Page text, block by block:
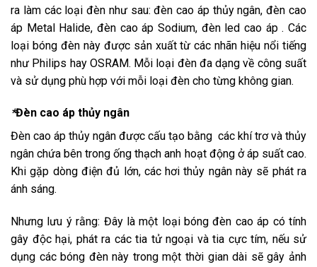
ra làm các loại đèn như sau: đèn cao áp thủy ngân, đèn cao
áp Metal Halide, đèn cao áp Sodium, đèn led cao áp . Các
loại bóng đèn này được sản xuất từ các nhãn hiệu nổi tiếng
như Philips hay OSRAM. Mỗi loại đèn đa dạng về công suất
và sử dụng phù hợp với mỗi loại đèn cho từng không gian.
*Đèn cao áp thủy ngân
Đèn cao áp thủy ngân được cấu tạo bằng các khí trơ và thủy
ngân chứa bên trong ống thạch anh hoạt động ở áp suất cao.
Khi gặp dòng điện đủ lớn, các hơi thủy ngân này sẽ phát ra
ánh sáng.
Nhưng lưu ý rằng: Đây là một loại bóng đèn cao áp có tính
gây độc hại, phát ra các tia tử ngoại và tia cực tím, nếu sử
dụng các bóng đèn này trong một thời gian dài sẽ gây ảnh